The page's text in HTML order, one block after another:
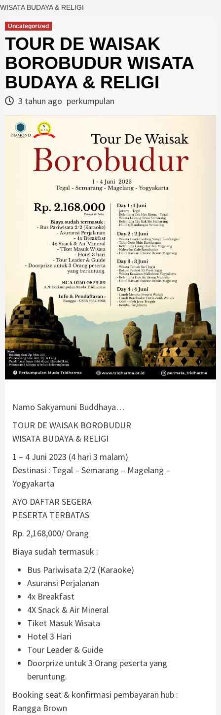
WISATA BUDAYA & RELIGI
Uncategorized
TOUR DE WAISAK
BOROBUDUR WISATA
BUDAYA & RELIGI
3 tahun ago perkumpulan
Namo Sakyamuni Buddhaya…
TOUR DE WAISAK BOROBUDUR
WISATA BUDAYA & RELIGI
1 – 4 Juni 2023 (4 hari 3 malam)
Destinasi : Tegal – Semarang – Magelang –
Yogyakarta
AYO DAFTAR SEGERA
PESERTA TERBATAS
Rp. 2,168,000/ Orang
Biaya sudah termasuk :
Bus Pariwisata 2/2 (Karaoke)
Asuransi Perjalanan
4x Breakfast
4X Snack & Air Mineral
Tiket Masuk Wisata
Hotel 3 Hari
Tour Leader & Guide
Doorprize untuk 3 Orang peserta yang
beruntung.
Booking seat & konfirmasi pembayaran hub :
Rangga Brown